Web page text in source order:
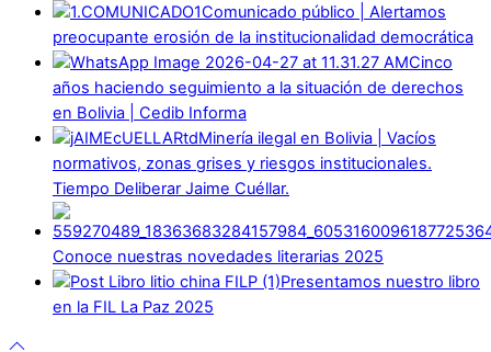
Comunicado público | Alertamos
preocupante erosión de la institucionalidad democrática
Cinco
años haciendo seguimiento a la situación de derechos
en Bolivia | Cedib Informa
Minería ilegal en Bolivia | Vacíos
normativos, zonas grises y riesgos institucionales.
Tiempo Deliberar Jaime Cuéllar.
Conoce nuestras novedades literarias 2025
Presentamos nuestro libro
en la FIL La Paz 2025